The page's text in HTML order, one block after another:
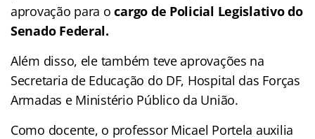
aprovação para ocargo de Policial Legislativo do
Senado Federal.
Além disso, ele também teve aprovações na
Secretaria de Educação do DF, Hospital das Forças
Armadas e Ministério Público da União.
Como docente, o professor Micael Portela auxilia